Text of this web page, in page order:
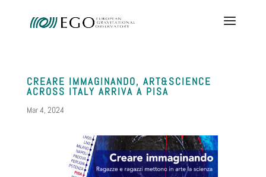
CREARE IMMAGINANDO, ART&SCIENCE
ACROSS ITALY ARRIVA A PISA
Mar 4, 2024